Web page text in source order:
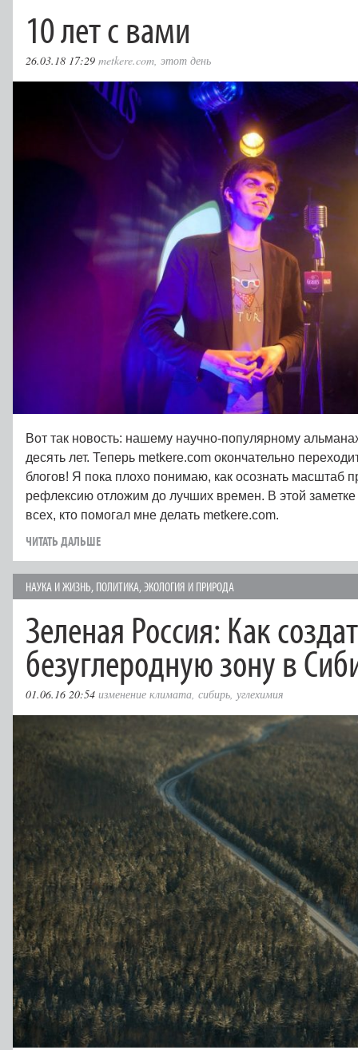
10 лет с вами
26.03.18 17:29 metkere.com, этот день
Вот так новость: нашему научно-популярному
десять лет. Теперь metkere.com окончательно
блогов! Я пока плохо понимаю, как осознать масштаб
рефлексию отложим до лучших времен. В этой заметке
всех, кто помогал мне делать metkere.com.
ЧИТАТЬ ДАЛЬШЕ
НАУКА И ЖИЗНЬ, ПОЛИТИКА,ЭКОЛОГИЯ И ПРИРОДА
Зеленая Россия: Как
безуглеродную зону в
01.06.16 20:54 изменение климата, сибирь, углехимия